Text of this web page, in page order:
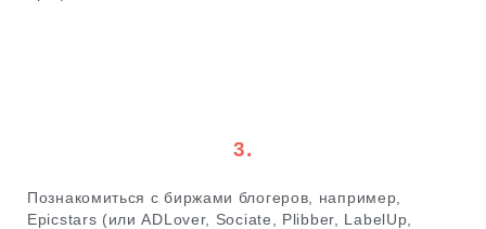
3.
Познакомиться с биржами блогеров, например,
Epicstars (или ADLover, Sociate, Plibber, LabelUp,